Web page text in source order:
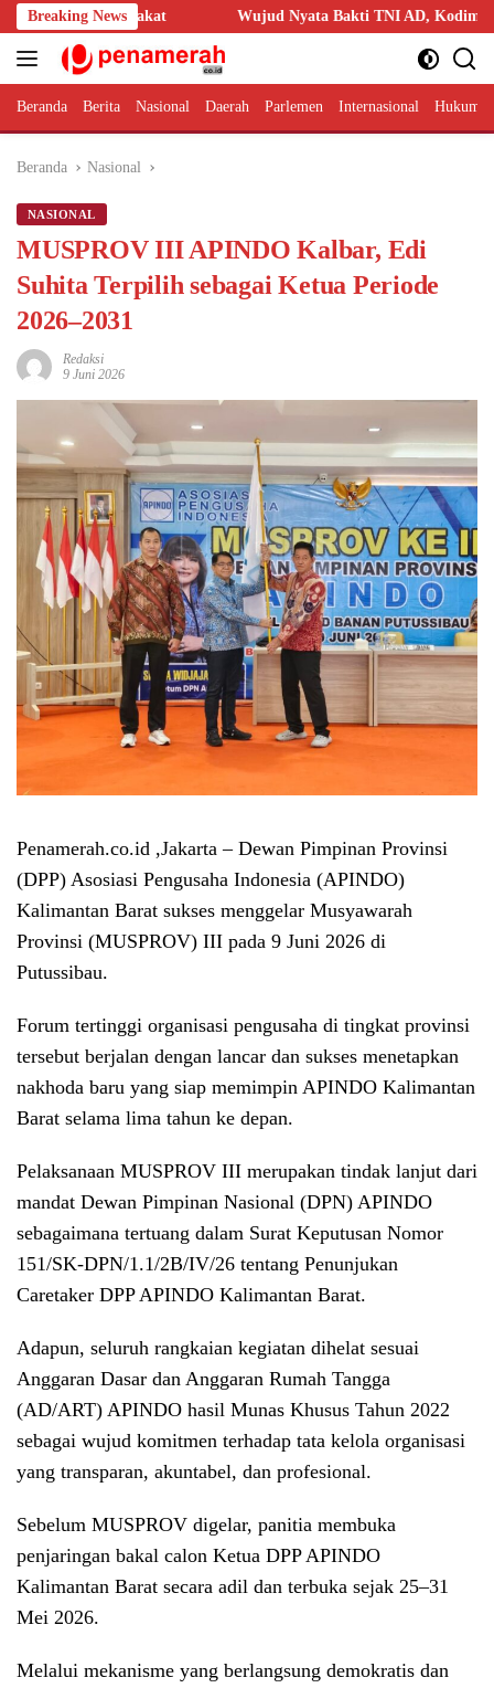
Langsung
ke
konten
Breaking News Wujud Nyata Bakti TNI AD, Kodim 1209/
Beranda Berita Nasional Daerah Parlemen Internasional Hukum
Beranda Nasional
NASIONAL
MUSPROV III APINDO Kalbar, Edi
Suhita Terpilih sebagai Ketua Periode
2026–2031
Redaksi
9 Juni 2026
Penamerah.co.id ,Jakarta – Dewan Pimpinan Provinsi
(DPP) Asosiasi Pengusaha Indonesia (APINDO)
Kalimantan Barat sukses menggelar Musyawarah
Provinsi (MUSPROV) III pada 9 Juni 2026 di
Putussibau.
Forum tertinggi organisasi pengusaha di tingkat provinsi
tersebut berjalan dengan lancar dan sukses menetapkan
nakhoda baru yang siap memimpin APINDO Kalimantan
Barat selama lima tahun ke depan.
Pelaksanaan MUSPROV III merupakan tindak lanjut dari
mandat Dewan Pimpinan Nasional (DPN) APINDO
sebagaimana tertuang dalam Surat Keputusan Nomor
151/SK-DPN/1.1/2B/IV/26 tentang Penunjukan
Caretaker DPP APINDO Kalimantan Barat.
Adapun, seluruh rangkaian kegiatan dihelat sesuai
Anggaran Dasar dan Anggaran Rumah Tangga
(AD/ART) APINDO hasil Munas Khusus Tahun 2022
sebagai wujud komitmen terhadap tata kelola organisasi
yang transparan, akuntabel, dan profesional.
Sebelum MUSPROV digelar, panitia membuka
penjaringan bakal calon Ketua DPP APINDO
Kalimantan Barat secara adil dan terbuka sejak 25–31
Mei 2026.
Melalui mekanisme yang berlangsung demokratis dan